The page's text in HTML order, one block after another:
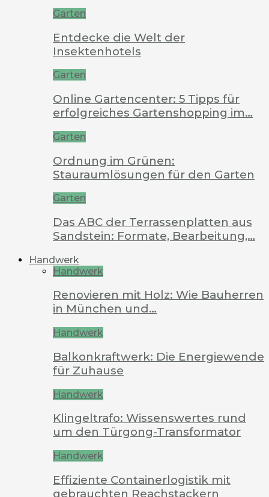
Garten
Entdecke die Welt der
Insektenhotels
Garten
Online Gartencenter: 5 Tipps für
erfolgreiches Gartenshopping im…
Garten
Ordnung im Grünen:
Stauraumlösungen für den Garten
Garten
Das ABC der Terrassenplatten aus
Sandstein: Formate, Bearbeitung,…
Handwerk
Handwerk
Renovieren mit Holz: Wie Bauherren
in München und…
Handwerk
Balkonkraftwerk: Die Energiewende
für Zuhause
Handwerk
Klingeltrafo: Wissenswertes rund
um den Türgong-Transformator
Handwerk
Effiziente Containerlogistik mit
gebrauchten Reachstackern